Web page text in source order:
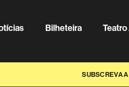
Bilheteira Sobre
SUBSCREVA